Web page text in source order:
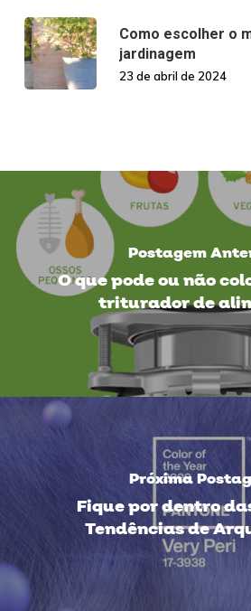
Como escolher o
jardinagem
23 de abril de 2024
Postagem
O que pode ou não
triturador de
Próxima
Fique por dentro
Tendências de